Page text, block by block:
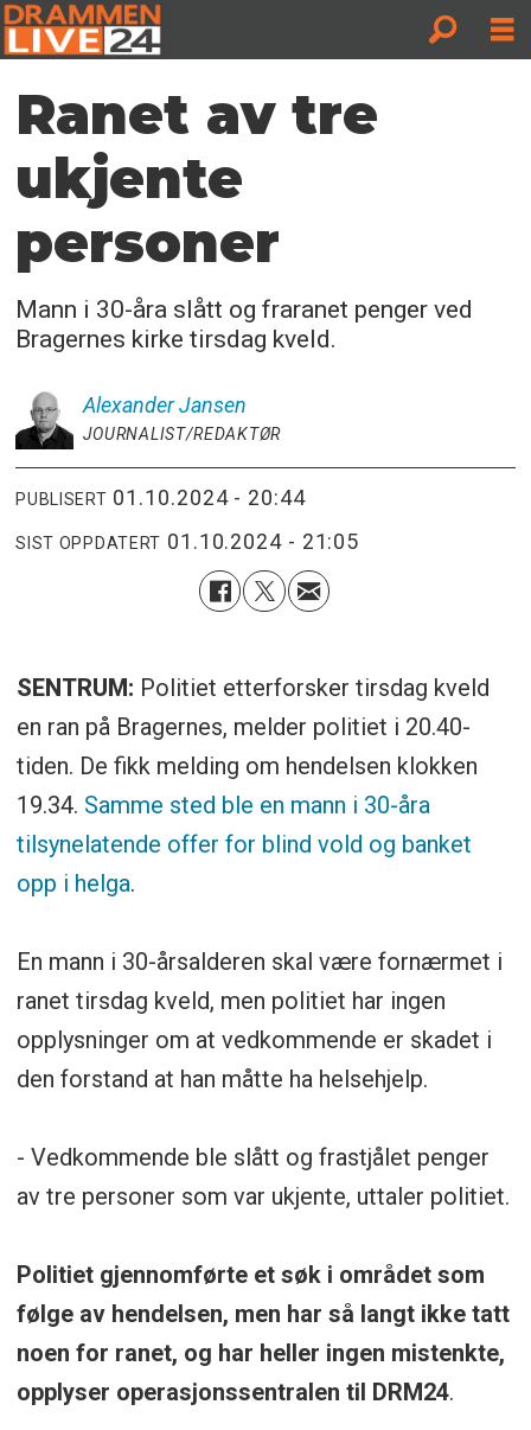
Ranet av tre
ukjente
personer
Mann i 30-åra slått og fraranet penger ved
Bragernes kirke tirsdag kveld.
Alexander Jansen
JOURNALIST/REDAKTØR
PUBLISERT 01.10.2024 - 20:44
SIST OPPDATERT 01.10.2024 - 21:05
SENTRUM: Politiet etterforsker tirsdag kveld
en ran på Bragernes, melder politiet i 20.40-
tiden. De fikk melding om hendelsen klokken
19.34. Samme sted ble en mann i 30-åra
tilsynelatende offer for blind vold og banket
opp i helga.
En mann i 30-årsalderen skal være fornærmet i
ranet tirsdag kveld, men politiet har ingen
opplysninger om at vedkommende er skadet i
den forstand at han måtte ha helsehjelp.
- Vedkommende ble slått og frastjålet penger
av tre personer som var ukjente, uttaler politiet.
Politiet gjennomførte et søk i området som
følge av hendelsen, men har så langt ikke tatt
noen for ranet, og har heller ingen mistenkte,
opplyser operasjonssentralen til DRM24.